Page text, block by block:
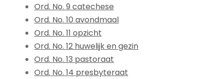
Ord. No. 9 catechese
Ord. No. 10 avondmaal
Ord. No. 11 opzicht
Ord. No. 12 huwelijk en gezin
Ord. No. 13 pastoraat
Ord. No. 14 presbyteraat